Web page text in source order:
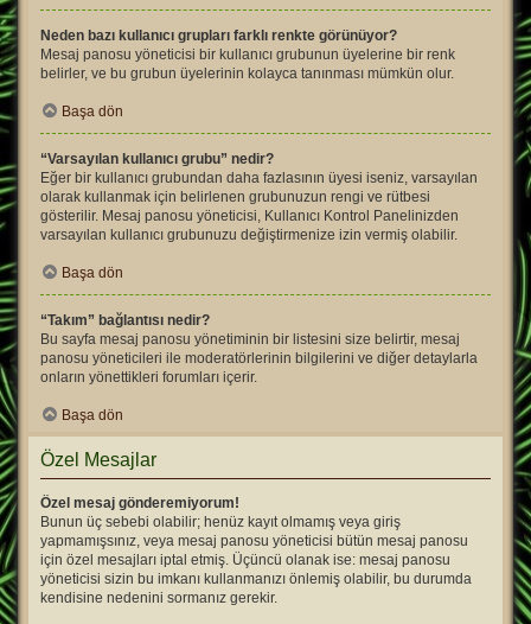
Neden bazı kullanıcı grupları farklı renkte görünüyor?
Mesaj panosu yöneticisi bir kullanıcı grubunun üyelerine bir renk
belirler, ve bu grubun üyelerinin kolayca tanınması mümkün olur.
Başa dön
“Varsayılan kullanıcı grubu” nedir?
Eğer bir kullanıcı grubundan daha fazlasının üyesi iseniz, varsayılan
olarak kullanmak için belirlenen grubunuzun rengi ve rütbesi
gösterilir. Mesaj panosu yöneticisi, Kullanıcı Kontrol Panelinizden
varsayılan kullanıcı grubunuzu değiştirmenize izin vermiş olabilir.
Başa dön
“Takım” bağlantısı nedir?
Bu sayfa mesaj panosu yönetiminin bir listesini size belirtir, mesaj
panosu yöneticileri ile moderatörlerinin bilgilerini ve diğer detaylarla
onların yönettikleri forumları içerir.
Başa dön
Özel Mesajlar
Özel mesaj gönderemiyorum!
Bunun üç sebebi olabilir; henüz kayıt olmamış veya giriş
yapmamışsınız, veya mesaj panosu yöneticisi bütün mesaj panosu
için özel mesajları iptal etmiş. Üçüncü olanak ise: mesaj panosu
yöneticisi sizin bu imkanı kullanmanızı önlemiş olabilir, bu durumda
kendisine nedenini sormanız gerekir.